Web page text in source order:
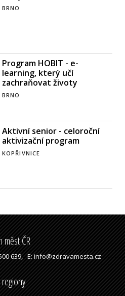
BRNO
Program HOBIT - e-
learning, který učí
zachraňovat životy
BRNO
Aktivní senior - celoroční
aktivizační program
KOPŘIVNICE
ČR
639,E: info@zdravamesta.cz